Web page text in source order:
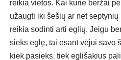
rei­kia vie­tos. Kai ku­rie ber­žai
užaug­ti iki še­šių ar net
rei­kia so­din­ti ar­ti eg­lių. Jei­gu
sieks eg­lę, tai esant vė­jui sa­vo
kiek pa­sieks, tiek eg­li­ša­kius